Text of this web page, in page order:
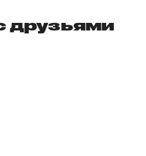
друзьями